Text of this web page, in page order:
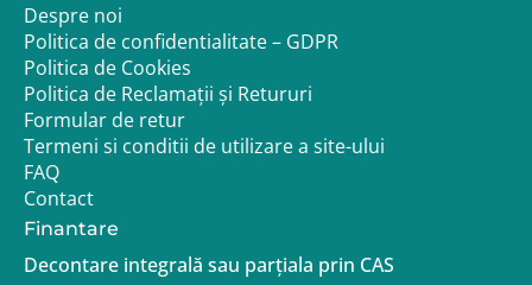
Despre noi
Politica de confidentialitate – GDPR
Politica de Cookies
Politica de Reclamații și Retururi
Formular de retur
Termeni si conditii de utilizare a site-ului
FAQ
Contact
Finantare
Decontare integrală sau parțiala prin CAS